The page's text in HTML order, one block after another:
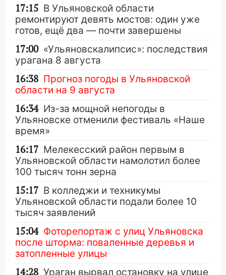
17:15 В Ульяновской области
ремонтируют девять мостов: один уже
готов, ещё два — почти завершены
17:00 «Ульяновскалипсис»: последствия
урагана 8 августа
16:38 Прогноз погоды в Ульяновской
области на 9 августа
16:34 Из-за мощной непогоды в
Ульяновске отменили фестиваль «Наше
время»
16:17 Мелекесский район первым в
Ульяновской области намолотил более
100 тысяч тонн зерна
15:17 В колледжи и техникумы
Ульяновской области подали более 10
тысяч заявлений
15:04 Фоторепортаж с улиц Ульяновска
после шторма: поваленные деревья и
затопленные улицы
14:28 Ураган вырвал остановку на улице